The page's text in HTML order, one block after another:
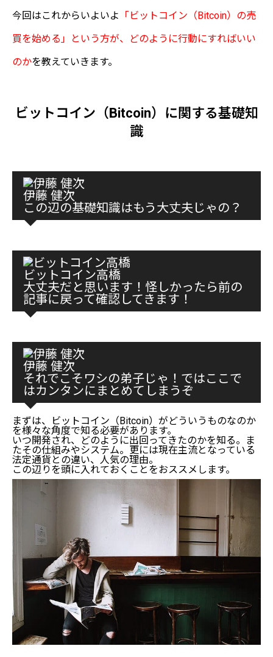
今回はこれからいよいよ
「ビットコイン（Bitcoin）の売
買を始める」という方が、どのように行動にすればいい
のかを教えていきます。
ビットコイン（Bitcoin）に関する基礎知
識
伊藤 健次
この辺の基礎知識はもう大丈夫じゃの？
ビットコイン高橋
大丈夫だと思います！怪しかったら前の
記事に戻って確認してきます！
伊藤 健次
それでこそワシの弟子じゃ！ではここで
はカンタンにまとめてしまうぞ
まずは、ビットコイン（Bitcoin）がどういうものなのか
を様々な角度で知る必要があります。
いつ開発され、どのように出回ってきたのかを知る。ま
たその仕組みやシステム。更には現在主流となっている
法定通貨との違い、人気の理由。
この辺りを頭に入れておくことをおススメします。